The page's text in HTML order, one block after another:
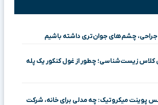
چشم‌های جوان‌تری داشته باشیم
کلاس زیست‌شناسی؛ چطور از غول کنکور یک پله
پوینت میکروتیک: چه مدلی برای خانه، شرکت